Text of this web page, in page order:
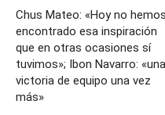
Chus Mateo: «Hoy no hemos
encontrado esa inspiración
que en otras ocasiones sí
tuvimos»; Ibon Navarro: «una
victoria de equipo una vez
más»